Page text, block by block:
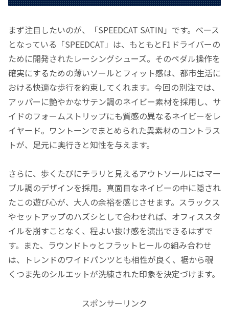
まず注目したいのが、「SPEEDCAT SATIN」です。ベース
となっている「SPEEDCAT」は、もともとF1ドライバーの
ために開発されたレーシングシューズ。そのペダル操作を
確実にするための薄いソールとフィット感は、都市生活に
おける快適な歩行を約束してくれます。今回の別注では、
アッパーに艶やかなサテン調のネイビー素材を採用し、サ
イドのフォームストリップにも質感の異なるネイビーをレ
イヤード。ワントーンでまとめられた異素材のコントラス
トが、足元に奥行きと知性を与えます。
さらに、歩くたびにチラリと見えるアウトソールにはマー
ブル調のデザインを採用。真面目なネイビーの中に隠され
たこの遊び心が、大人の余裕を感じさせます。スラックス
やセットアップのハズシとして合わせれば、オフィススタ
イルを崩すことなく、程よい抜け感を演出できるはずで
す。また、ラウンドトゥとフラットヒールの組み合わせ
は、トレンドのワイドパンツとも相性が良く、裾から覗
くつま先のシルエットが洗練された印象を決定づけます。
スポンサーリンク